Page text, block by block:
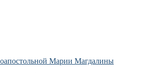
Марии Магдалины